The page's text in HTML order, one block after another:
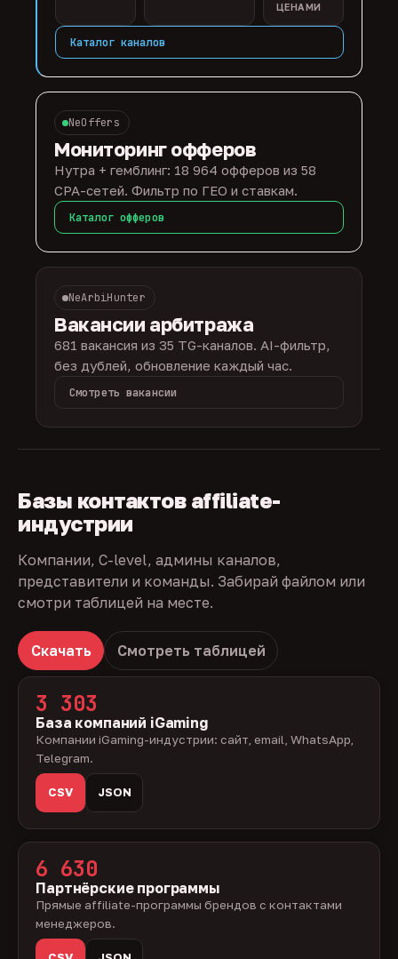
ЦЕНАМИ
Каталог каналов
NeOffers
Мониторинг офферов
Нутра + гемблинг: 18 964 офферов из 58
CPA-сетей. Фильтр по ГЕО и ставкам.
Каталог офферов
NeArbiHunter
Вакансии арбитража
681 вакансия из 35 TG-каналов. AI-фильтр,
без дублей, обновление каждый час.
Смотреть вакансии
Базы контактов affiliate-
индустрии
Компании, C-level, админы каналов,
представители и команды. Забирай файлом или
смотри таблицей на месте.
Скачать Смотреть таблицей
3 303
База компаний iGaming
Компании iGaming-индустрии: сайт, email, WhatsApp,
Telegram.
CSV JSON
6 630
Партнёрские программы
Прямые affiliate-программы брендов с контактами
менеджеров.